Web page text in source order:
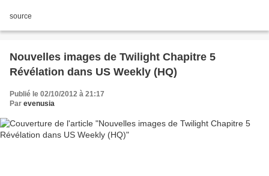
source
Nouvelles images de Twilight Chapitre 5
Révélation dans US Weekly (HQ)
Publié le 02/10/2012 à 21:17
Par evenusia